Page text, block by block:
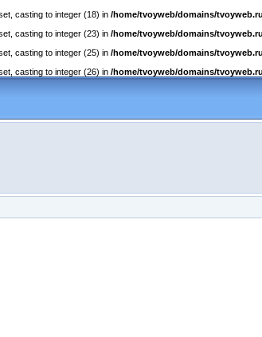
casting to integer (18) in /home/tvoyweb/domains/
casting to integer (23) in /home/tvoyweb/domains/
casting to integer (25) in /home/tvoyweb/domains/
casting to integer (26) in /home/tvoyweb/domains/